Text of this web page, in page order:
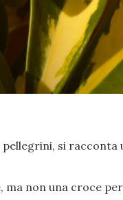
pellegrini, si
ma non una croce